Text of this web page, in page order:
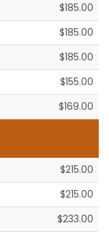
$185.00
$185.00
$185.00
$155.00
$169.00
$215.00
$215.00
$233.00